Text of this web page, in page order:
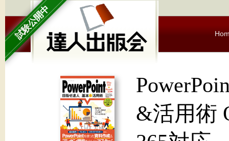
試験公開中
&活用術